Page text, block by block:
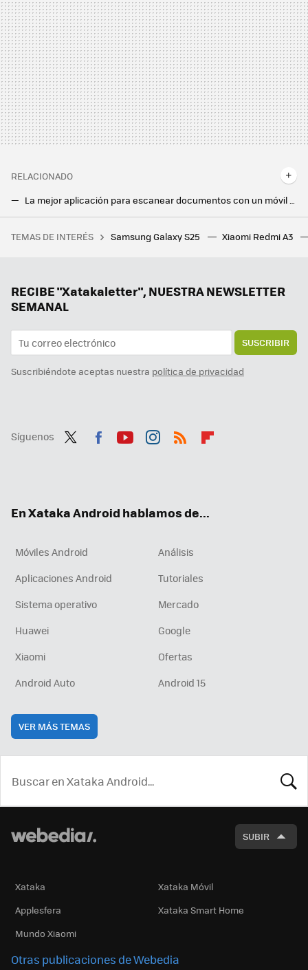
RELACIONADO
La mejor aplicación para escanear documentos con un móvil Android ya la tienes instalada y es ahora todavía mejor
Google Fotos tiene la solución para que no veas a esa persona en tus Recuerdos: la puedes bloquear en un minuto
Tener tu DualSense cargado en menos de tres horas es posible con este económico y elegante dispositivo
TEMAS DE INTERÉS Samsung Galaxy S25 Xiaomi Redmi A3
RECIBE "Xatakaletter", NUESTRA NEWSLETTER
SEMANAL
SUSCRIBIR
Suscribiéndote aceptas nuestra política de privacidad
Síguenos
En Xataka Android hablamos de...
Móviles Android
Análisis
Aplicaciones Android
Tutoriales
Sistema operativo
Mercado
Huawei
Google
Xiaomi
Ofertas
Android Auto
Android 15
VER MÁS TEMAS
SUBIR
Xataka
Xataka Móvil
Applesfera
Xataka Smart Home
Mundo Xiaomi
Otras publicaciones de Webedia